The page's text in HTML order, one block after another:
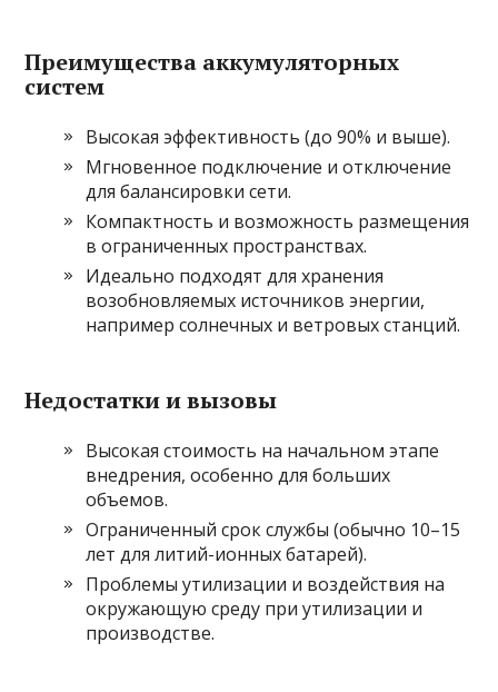
Преимущества аккумуляторных
систем
Высокая эффективность (до 90% и выше).
Мгновенное подключение и отключение
для балансировки сети.
Компактность и возможность размещения
в ограниченных пространствах.
Идеально подходят для хранения
возобновляемых источников энергии,
например солнечных и ветровых станций.
Недостатки и вызовы
Высокая стоимость на начальном этапе
внедрения, особенно для больших
объемов.
Ограниченный срок службы (обычно 10–15
лет для литий-ионных батарей).
Проблемы утилизации и воздействия на
окружающую среду при утилизации и
производстве.